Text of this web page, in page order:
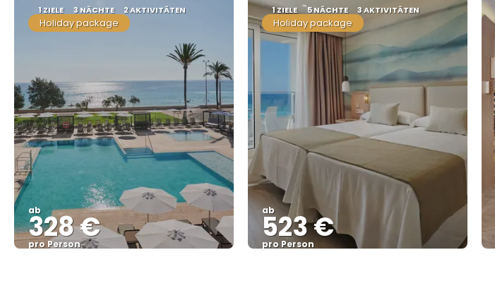
1 ZIELE 3 NÄCHTE 2 AKTIVITÄTEN
Holiday package
ab
328 €
pro Person
1 ZIELE 5 NÄCHTE 3 AKTIVITÄTEN
Holiday package
ab
523 €
pro Person